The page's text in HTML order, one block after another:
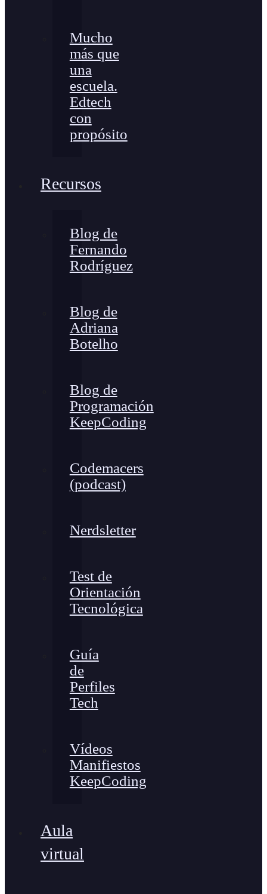
Mucho
más que
una
escuela.
Edtech
con
propósito
Recursos
Blog de
Fernando
Rodríguez
Blog de
Adriana
Botelho
Blog de
Programación
KeepCoding
Codemacers
(podcast)
Nerdsletter
Test de
Orientación
Tecnológica
Guía
de
Perfiles
Tech
Vídeos
Manifiestos
KeepCoding
Aula
virtual